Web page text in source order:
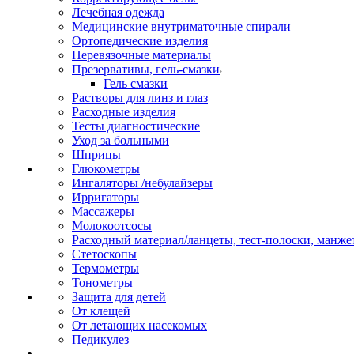
Лечебная одежда
Медицинские внутриматочные спирали
Ортопедические изделия
Перевязочные материалы
Презервативы, гель-смазки
Гель смазки
Растворы для линз и глаз
Расходные изделия
Тесты диагностические
Уход за больными
Шприцы
Глюкометры
Ингаляторы /небулайзеры
Ирригаторы
Массажеры
Молокоотсосы
Расходный материал/ланцеты, тест-полоски,
Стетоскопы
Термометры
Тонометры
Защита для детей
От клещей
От летающих насекомых
Педикулез